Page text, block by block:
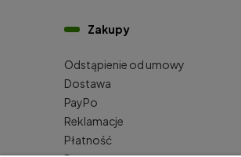
Zakupy
Odstąpienie od umowy
Dostawa
PayPo
Reklamacje
Płatność